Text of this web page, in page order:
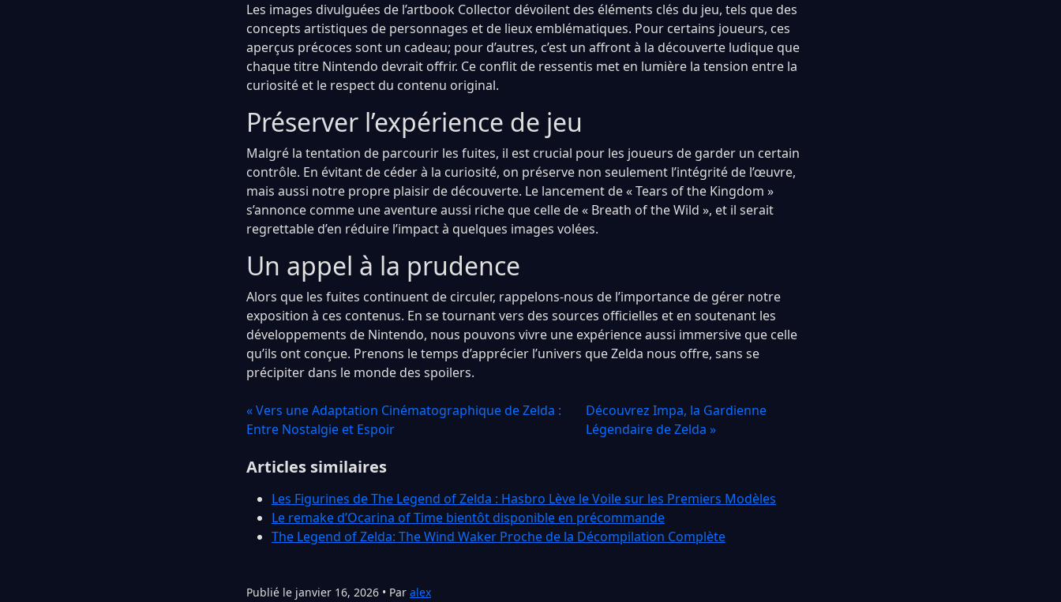
Les images divulguées de l’artbook Collector dévoilent des éléments clés du jeu, tels que des
concepts artistiques de personnages et de lieux emblématiques. Pour certains joueurs, ces
aperçus précoces sont un cadeau; pour d’autres, c’est un affront à la découverte ludique que
chaque titre Nintendo devrait offrir. Ce conflit de ressentis met en lumière la tension entre la
curiosité et le respect du contenu original.
Préserver l’expérience de jeu
Malgré la tentation de parcourir les fuites, il est crucial pour les joueurs de garder un certain
contrôle. En évitant de céder à la curiosité, on préserve non seulement l’intégrité de l’œuvre,
mais aussi notre propre plaisir de découverte. Le lancement de « Tears of the Kingdom »
s’annonce comme une aventure aussi riche que celle de « Breath of the Wild », et il serait
regrettable d’en réduire l’impact à quelques images volées.
Un appel à la prudence
Alors que les fuites continuent de circuler, rappelons-nous de l’importance de gérer notre
exposition à ces contenus. En se tournant vers des sources officielles et en soutenant les
développements de Nintendo, nous pouvons vivre une expérience aussi immersive que celle
qu’ils ont conçue. Prenons le temps d’apprécier l’univers que Zelda nous offre, sans se
précipiter dans le monde des spoilers.
« Vers une Adaptation Cinématographique de Zelda :
Entre Nostalgie et Espoir
Découvrez Impa, la Gardienne
Légendaire de Zelda »
Articles similaires
Les Figurines de The Legend of Zelda : Hasbro Lève le Voile sur les Premiers Modèles
Le remake d’Ocarina of Time bientôt disponible en précommande
The Legend of Zelda: The Wind Waker Proche de la Décompilation Complète
Publié le janvier 16, 2026 • Par alex